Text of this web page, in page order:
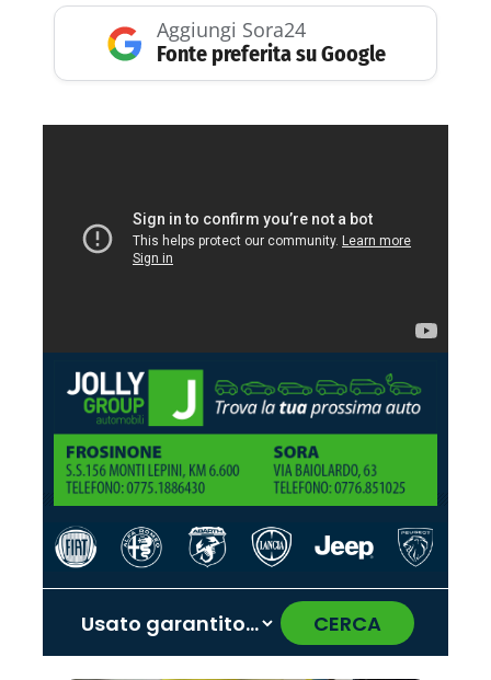
Aggiungi Sora24
Fonte preferita su Google
CERCA
‹ ›